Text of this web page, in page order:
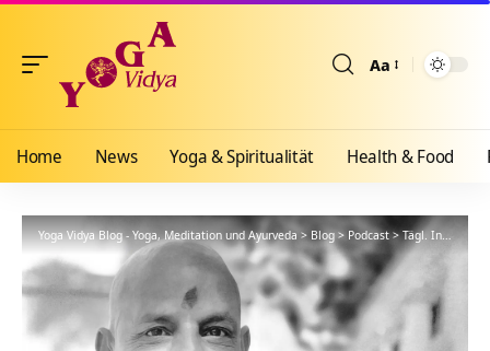
Aa
Home News Yoga & Spiritualität Health & Food
Yoga Vidya Blog - Yoga, Meditation und Ayurveda > Blog > Podcast>Tägl. Inspiration